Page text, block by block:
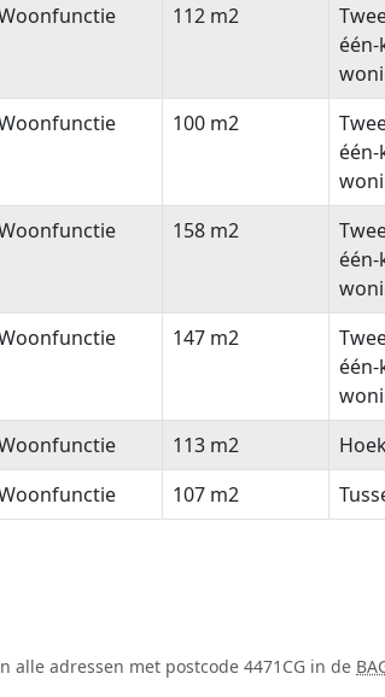
112 m2
één-
100 m2
één-
158 m2
één-
147 m2
één-
113 m2
107 m2
alle adressen met postcode 4471CG in de